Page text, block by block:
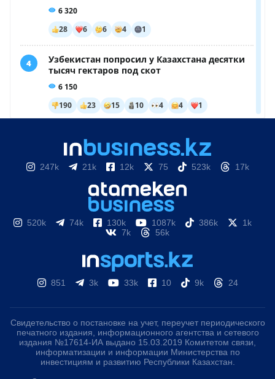
247k 21k 12k 75 523k 17k
520k 74k 130k 1087k 386k
1k
7k
56k
851 3k 33k 10 9k 24
Свидетельство о постановке на учет, переучет периодического
печатного издания, информационного агентства и сетевого
издания №17614-ИА выдано 15.03.2019 Комитетом связи,
информатизации и информации Министерства по
инвестициям и развитию Республики Казахстан.